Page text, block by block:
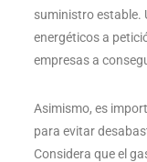
suministro estable.
energéticos a
empresas a
Asimismo, es
para evitar
Considera que el